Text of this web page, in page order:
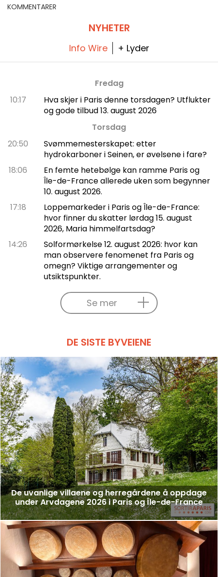
KOMMENTARER
NYHETER
Info Wire + Lyder
Fredag
10:17
Hva skjer i Paris denne torsdagen? Utflukter
og gode tilbud 13. august 2026
Torsdag
20:50
Svømmemesterskapet: etter
hydrokarboner i Seinen, er øvelsene i fare?
18:06
En femte hetebølge kan ramme Paris og
Île-de-France allerede uken som begynner
10. august 2026.
17:18
Loppemarkeder i Paris og Île-de-France:
hvor finner du skatter lørdag 15. august
2026, Maria himmelfartsdag?
14:26
Solformørkelse 12. august 2026: hvor kan
man observere fenomenet fra Paris og
omegn? Viktige arrangementer og
utsiktspunkter.
Se mer
DE SISTE BYVEIENE
De uvanlige villaene og herregårdene å oppdage
under Arvdagene 2026 i Paris og Île-de-France